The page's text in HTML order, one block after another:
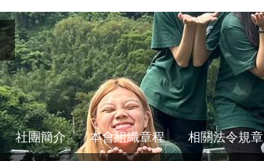
社團簡介 本會組織章程 相關法令規章